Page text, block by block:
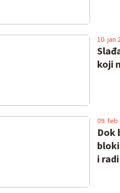
koji
10. jan
Dok
i
09. feb